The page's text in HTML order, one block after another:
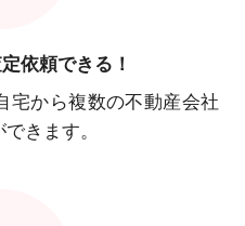
依頼できる！
宅から複数の不動産会社
きます。